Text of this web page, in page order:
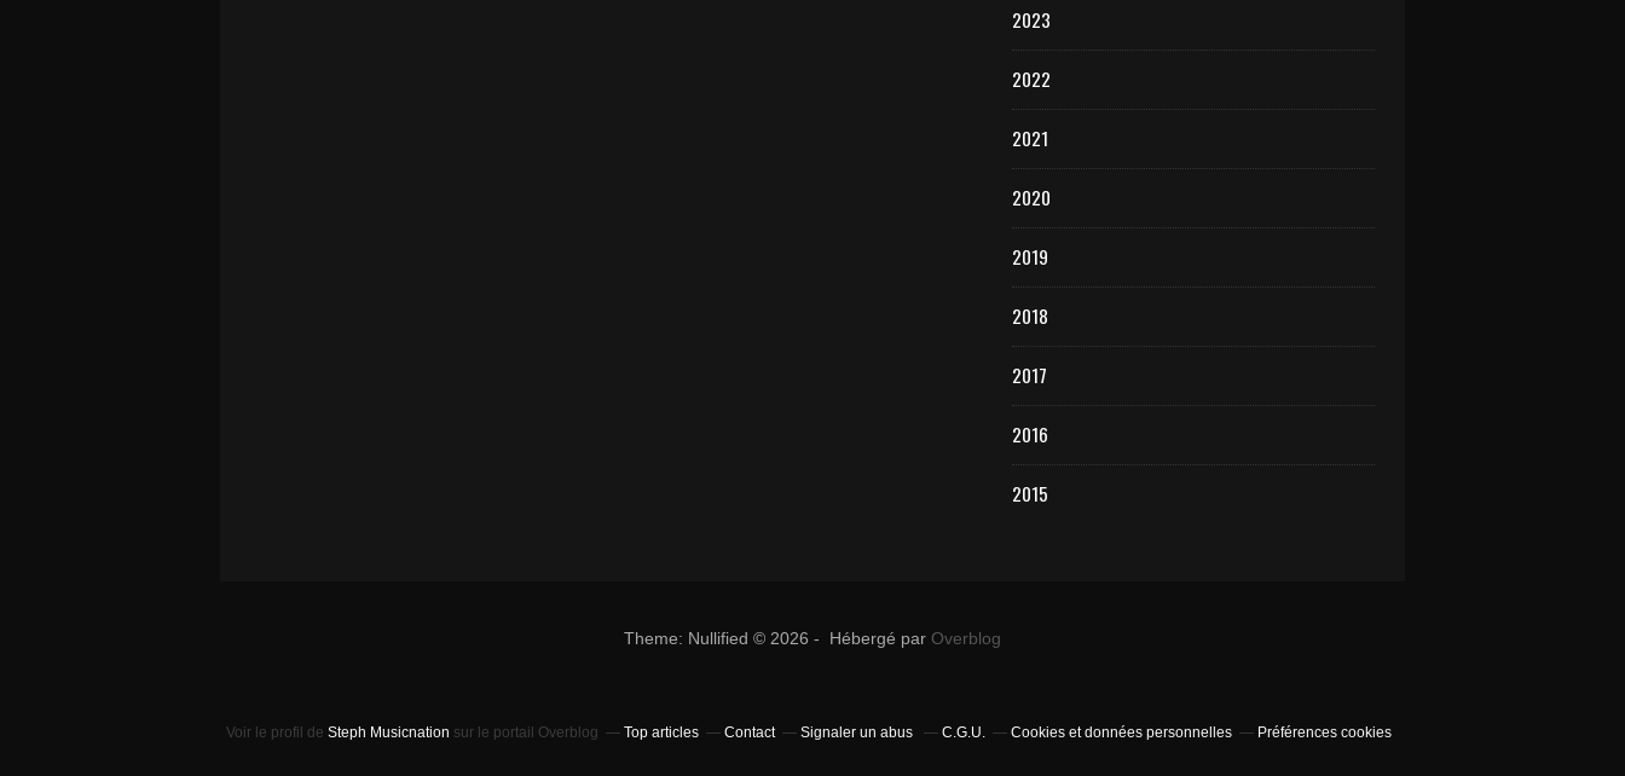
2023
2022
2021
2020
2019
2018
2017
2016
2015
Theme: Nullified © 2026 - Hébergé par Overblog
Voir le profil de Steph Musicnation sur le portail Overblog Top articles Contact Signaler un abus C.G.U. Cookies et données personnelles Préférences cookies